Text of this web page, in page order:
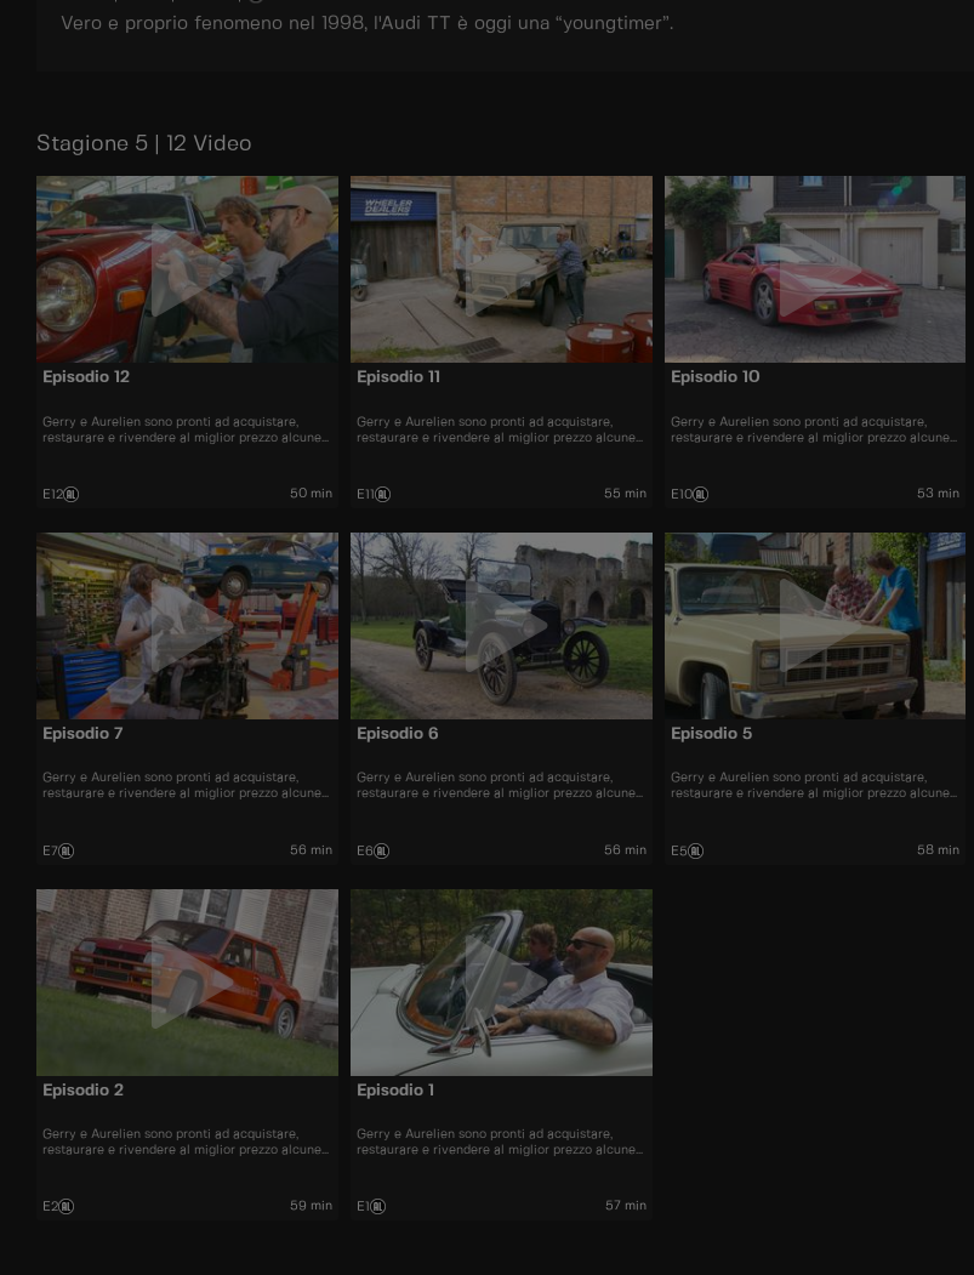
Vero e proprio fenomeno nel 1998, l'Audi TT è oggi una “youngtimer”.
Stagione 5 | 12 Video
Episodio 12
Gerry e Aurelien sono pronti ad acquistare,
restaurare e rivendere al miglior prezzo alcune
E12 50 min
Episodio 11
Gerry e Aurelien sono pronti ad acquistare,
restaurare e rivendere al miglior prezzo alcune
E11 55 min
Episodio 10
Gerry e Aurelien sono pronti ad acquistare,
restaurare e rivendere al miglior prezzo alcune
E10 53 min
Episodio 7
Gerry e Aurelien sono pronti ad acquistare,
restaurare e rivendere al miglior prezzo alcune
E7 56 min
Episodio 6
Gerry e Aurelien sono pronti ad acquistare,
restaurare e rivendere al miglior prezzo alcune
E6 56 min
Episodio 5
Gerry e Aurelien sono pronti ad acquistare,
restaurare e rivendere al miglior prezzo alcune
E5 58 min
Episodio 2
Gerry e Aurelien sono pronti ad acquistare,
restaurare e rivendere al miglior prezzo alcune
E2 59 min
Episodio 1
Gerry e Aurelien sono pronti ad acquistare,
restaurare e rivendere al miglior prezzo alcune
E1 57 min